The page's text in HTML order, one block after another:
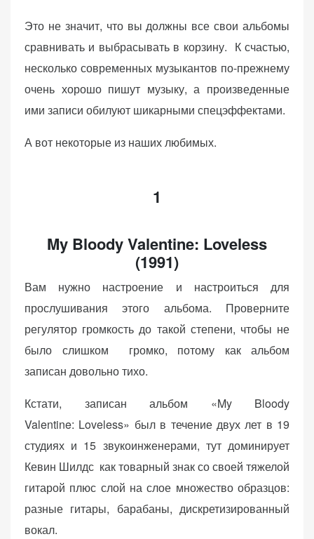
Это не значит, что вы должны все свои альбомы
сравнивать и выбрасывать в корзину. К счастью,
несколько современных музыкантов по-прежнему
очень хорошо пишут музыку, а произведенные
ими записи обилуют шикарными спецэффектами.
А вот некоторые из наших любимых.
1
My Bloody Valentine: Loveless
(1991)
Вам нужно настроение и настроиться для
прослушивания этого альбома. Проверните
регулятор громкость до такой степени, чтобы не
было слишком громко, потому как альбом
записан довольно тихо.
Кстати, записан альбом «My Bloody
Valentine: Loveless» был в течение двух лет в 19
студиях и 15 звукоинженерами, тут доминирует
Кевин Шилдс как товарный знак со своей тяжелой
гитарой плюс слой на слое множество образцов:
разные гитары, барабаны, дискретизированный
вокал.